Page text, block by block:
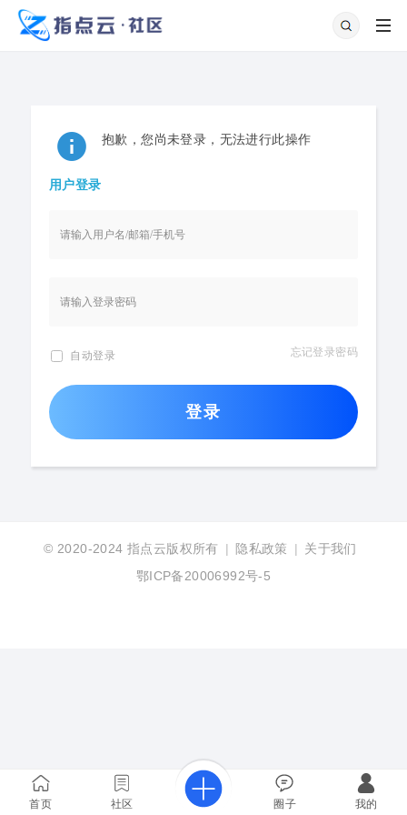
抱歉，您尚未登录，无法进行此操作
用户登录
自动登录 忘记登录密码
登录
首页 社区 圈子 我的
© 2020-2024 指点云版权所有 | 隐私政策 | 关于我们
鄂ICP备20006992号-5